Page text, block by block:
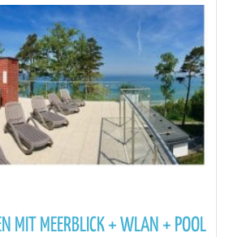
MIT MEERBLICK + WLAN + POOL